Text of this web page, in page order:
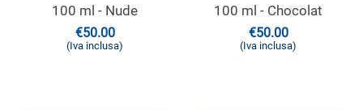
100 ml - Nude
€50.00
(Iva inclusa)
100 ml - Chocolat
€50.00
(Iva inclusa)